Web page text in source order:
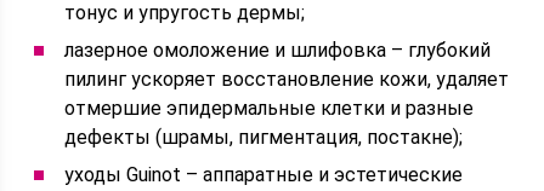
тонус и упругость дермы;
лазерное омоложение и шлифовка – глубокий
пилинг ускоряет восстановление кожи, удаляет
отмершие эпидермальные клетки и разные
дефекты (шрамы, пигментация, постакне);
уходы Guinot – аппаратные и эстетические